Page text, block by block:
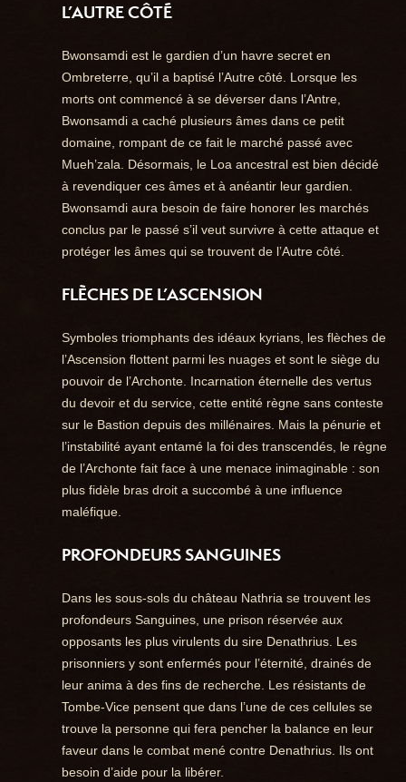
L’AUTRE CÔTÉ
Bwonsamdi est le gardien d’un havre secret en
Ombreterre, qu’il a baptisé l’Autre côté. Lorsque les
morts ont commencé à se déverser dans l’Antre,
Bwonsamdi a caché plusieurs âmes dans ce petit
domaine, rompant de ce fait le marché passé avec
Mueh’zala. Désormais, le Loa ancestral est bien décidé
à revendiquer ces âmes et à anéantir leur gardien.
Bwonsamdi aura besoin de faire honorer les marchés
conclus par le passé s’il veut survivre à cette attaque et
protéger les âmes qui se trouvent de l’Autre côté.
FLÈCHES DE L’ASCENSION
Symboles triomphants des idéaux kyrians, les flèches de
l’Ascension flottent parmi les nuages et sont le siège du
pouvoir de l’Archonte. Incarnation éternelle des vertus
du devoir et du service, cette entité règne sans conteste
sur le Bastion depuis des millénaires. Mais la pénurie et
l’instabilité ayant entamé la foi des transcendés, le règne
de l’Archonte fait face à une menace inimaginable : son
plus fidèle bras droit a succombé à une influence
maléfique.
PROFONDEURS SANGUINES
Dans les sous-sols du château Nathria se trouvent les
profondeurs Sanguines, une prison réservée aux
opposants les plus virulents du sire Denathrius. Les
prisonniers y sont enfermés pour l’éternité, drainés de
leur anima à des fins de recherche. Les résistants de
Tombe-Vice pensent que dans l’une de ces cellules se
trouve la personne qui fera pencher la balance en leur
faveur dans le combat mené contre Denathrius. Ils ont
besoin d’aide pour la libérer.